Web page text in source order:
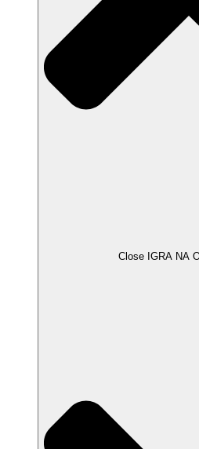
Close IGRA NA